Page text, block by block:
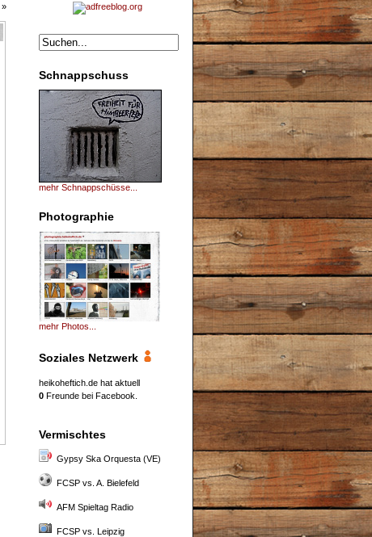
Schnappschuss
mehr Schnappschüsse...
Photographie
mehr Photos...
Soziales Netzwerk
heikoheftich.de hat aktuell
0 Freunde bei Facebook.
Vermischtes
Gypsy Ska Orquesta (VE)
FCSP vs. A. Bielefeld
AFM Spieltag Radio
FCSP vs. Leipzig
»